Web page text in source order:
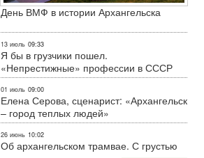
День ВМФ в истории Архангельска
13 июль 09:33
Я бы в грузчики пошел.
«Непрестижные» профессии в СССР
01 июль 09:00
Елена Серова, сценарист: «Архангельск
– город теплых людей»
26 июнь 10:02
Об архангельском трамвае. С грустью